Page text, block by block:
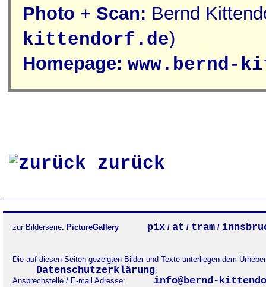
Photo + Scan: Bernd
kittendorf.de)
Homepage: www.bernd-
zurück
zur Bilderserie: PictureGallery pix / at / tram /
Die auf diesen Seiten gezeigten Bilder und Texte unterliegen dem
Datenschutzerklärung.
Ansprechstelle / E-mail Adresse:
info@bernd-